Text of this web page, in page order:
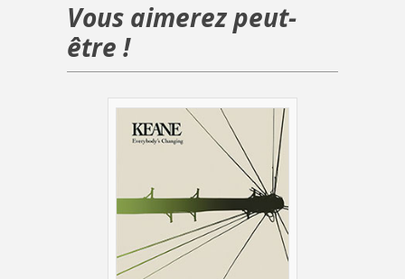
Vous aimerez peut-
être !